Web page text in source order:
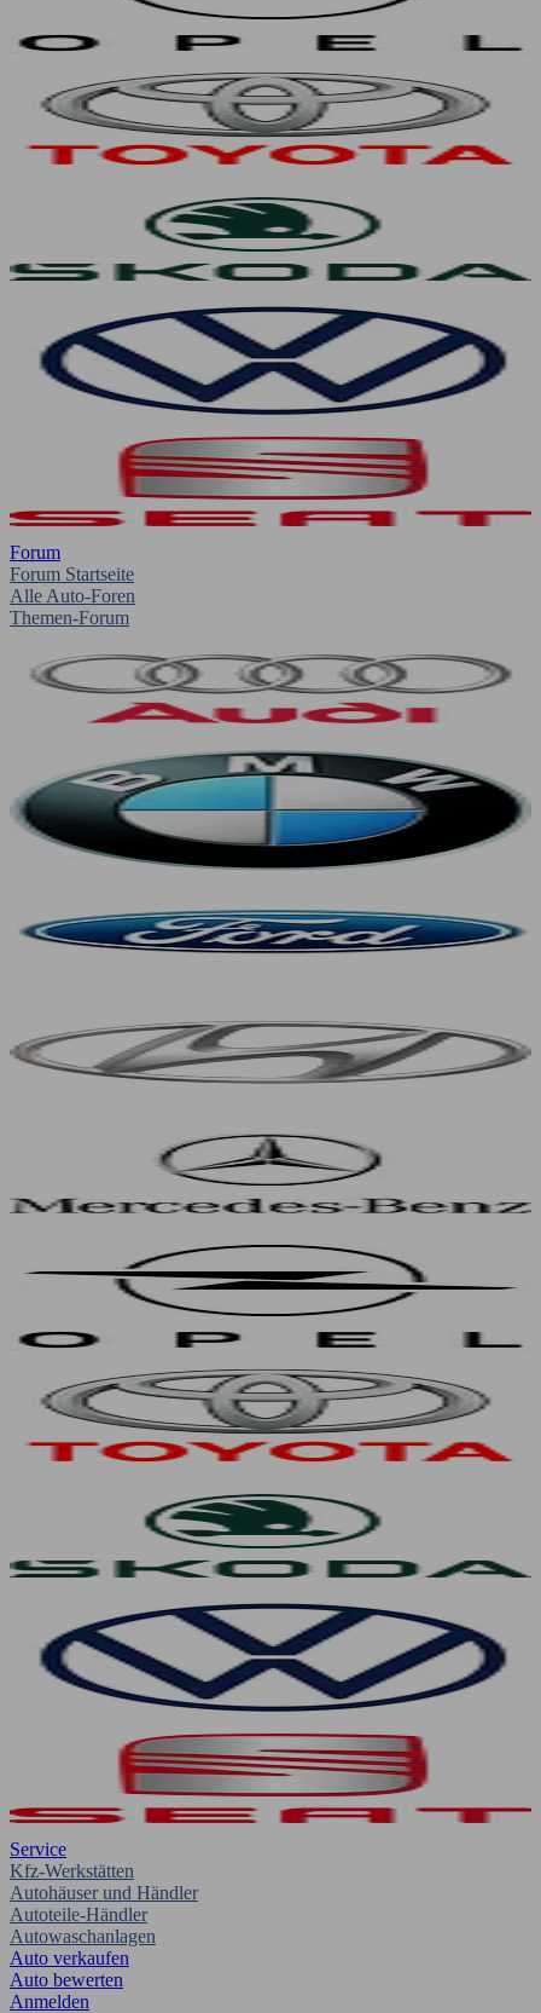
Forum
Forum Startseite
Alle Auto-Foren
Themen-Forum
Service
Kfz-Werkstätten
Autohäuser und Händler
Autoteile-Händler
Autowaschanlagen
Auto verkaufen
Auto bewerten
Anmelden